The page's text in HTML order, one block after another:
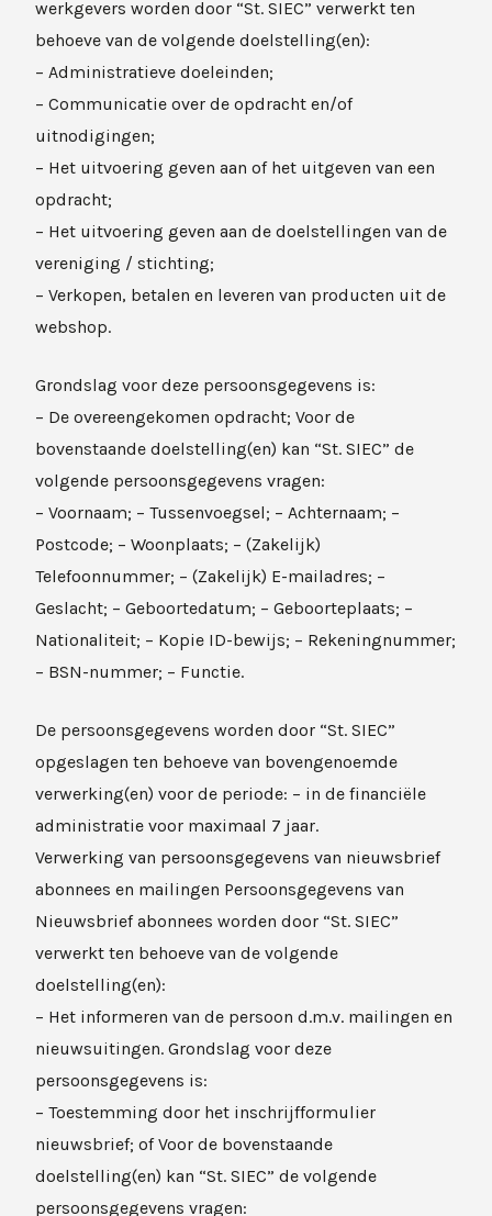
werkgevers worden door “St. SIEC” verwerkt ten
behoeve van de volgende doelstelling(en):
– Administratieve doeleinden;
– Communicatie over de opdracht en/of
uitnodigingen;
– Het uitvoering geven aan of het uitgeven van een
opdracht;
– Het uitvoering geven aan de doelstellingen van de
vereniging / stichting;
– Verkopen, betalen en leveren van producten uit de
webshop.
Grondslag voor deze persoonsgegevens is:
– De overeengekomen opdracht; Voor de
bovenstaande doelstelling(en) kan “St. SIEC” de
volgende persoonsgegevens vragen:
– Voornaam; – Tussenvoegsel; – Achternaam; –
Postcode; – Woonplaats; – (Zakelijk)
Telefoonnummer; – (Zakelijk) E-mailadres; –
Geslacht; – Geboortedatum; – Geboorteplaats; –
Nationaliteit; – Kopie ID-bewijs; – Rekeningnummer;
– BSN-nummer; – Functie.
De persoonsgegevens worden door “St. SIEC”
opgeslagen ten behoeve van bovengenoemde
verwerking(en) voor de periode: – in de financiële
administratie voor maximaal 7 jaar.
Verwerking van persoonsgegevens van nieuwsbrief
abonnees en mailingen Persoonsgegevens van
Nieuwsbrief abonnees worden door “St. SIEC”
verwerkt ten behoeve van de volgende
doelstelling(en):
– Het informeren van de persoon d.m.v. mailingen en
nieuwsuitingen. Grondslag voor deze
persoonsgegevens is:
– Toestemming door het inschrijfformulier
nieuwsbrief; of Voor de bovenstaande
doelstelling(en) kan “St. SIEC” de volgende
persoonsgegevens vragen: